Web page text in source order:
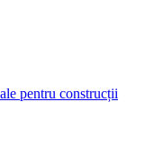
pentru construcții